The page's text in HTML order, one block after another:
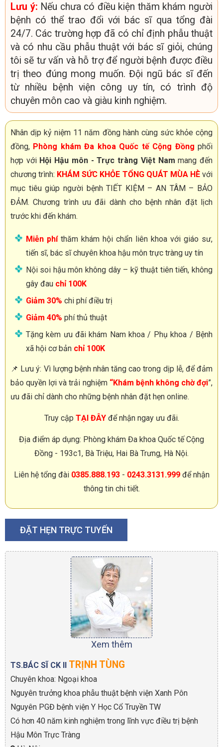
Lưu ý: Nếu chưa có điều kiện thăm khám người
bệnh có thể trao đổi với bác sĩ qua tổng đài
24/7. Các trường hợp đã có chỉ định phẫu thuật
và có nhu cầu phẫu thuật với bác sĩ giỏi, chúng
tôi sẽ tư vấn và hỗ trợ để người bệnh được điều
trị theo đúng mong muốn. Đội ngũ bác sĩ đến
từ nhiều bệnh viện công uy tín, có trình độ
chuyên môn cao và giàu kinh nghiệm.
Nhân dịp kỷ niệm 11 năm đồng hành cùng sức khỏe cộng
đồng, Phòng khám Đa khoa Quốc tế Cộng Đồng phối
hợp với Hội Hậu môn - Trực tràng Việt Nam mang đến
chương trình: KHÁM SỨC KHỎE TỔNG QUÁT MÙA HÈvới
mục tiêu giúp người bệnh TIẾT KIỆM – AN TÂM – BẢO
ĐẢM. Chương trình ưu đãi dành cho bệnh nhân đặt lịch
trước khi đến khám.
Miễn phíthăm khám hội chẩn liên khoa với giáo sư,
tiến sĩ, bác sĩ chuyên khoa hậu môn trực tràng uy tín
Nội soi hậu môn không dây – kỹ thuật tiên tiến, không
gây đau chỉ 100K
Giảm 30% chi phí điều trị
Giảm 40% phí thủ thuật
Tặng kèm ưu đãi khám Nam khoa / Phụ khoa / Bệnh
xã hội cơ bản chỉ 100K
📌 Lưu ý: Vì lượng bệnh nhân tăng cao trong dịp lễ, để đảm
bảo quyền lợi và trải nghiệm “Khám bệnh không chờ đợi”,
ưu đãi chỉ dành cho những bệnh nhân đặt hẹn online.
Truy cập TẠI ĐÂYđể nhận ngay ưu đãi.
Địa điểm áp dụng: Phòng khám Đa khoa Quốc tế Cộng
Đồng - 193c1, Bà Triệu, Hai Bà Trưng, Hà Nội.
Liên hệ tổng đài 0385.888.193- 0243.3131.999để nhận
thông tin chi tiết.
ĐẶT HẸN TRỰC TUYẾN
Xem thêm
TS.BÁC SĨ CK II TRỊNH TÙNG
Chuyên khoa: Ngoại khoa
Nguyên trưởng khoa phẫu thuật bệnh viện Xanh Pôn
Nguyên PGĐ bệnh viện Y Học Cổ Truyền TW
Có hơn 40 năm kinh nghiệm trong lĩnh vực điều trị bệnh
Hậu Môn Trực Tràng